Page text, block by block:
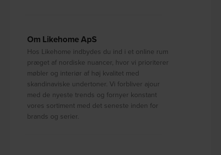
Om Likehome ApS
Hos Likehome indbydes du ind i et online rum
præget af nordiske nuancer, hvor vi prioriterer
møbler og interiør af høj kvalitet med
skandinaviske undertoner. Vi forbliver ajour
med de nyeste trends og fornyer konstant
vores sortiment med det seneste inden for
brands og serier.